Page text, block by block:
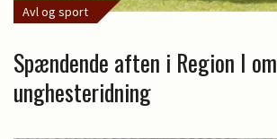
Avl og sport
Spændende aften i Region I om
unghesteridning